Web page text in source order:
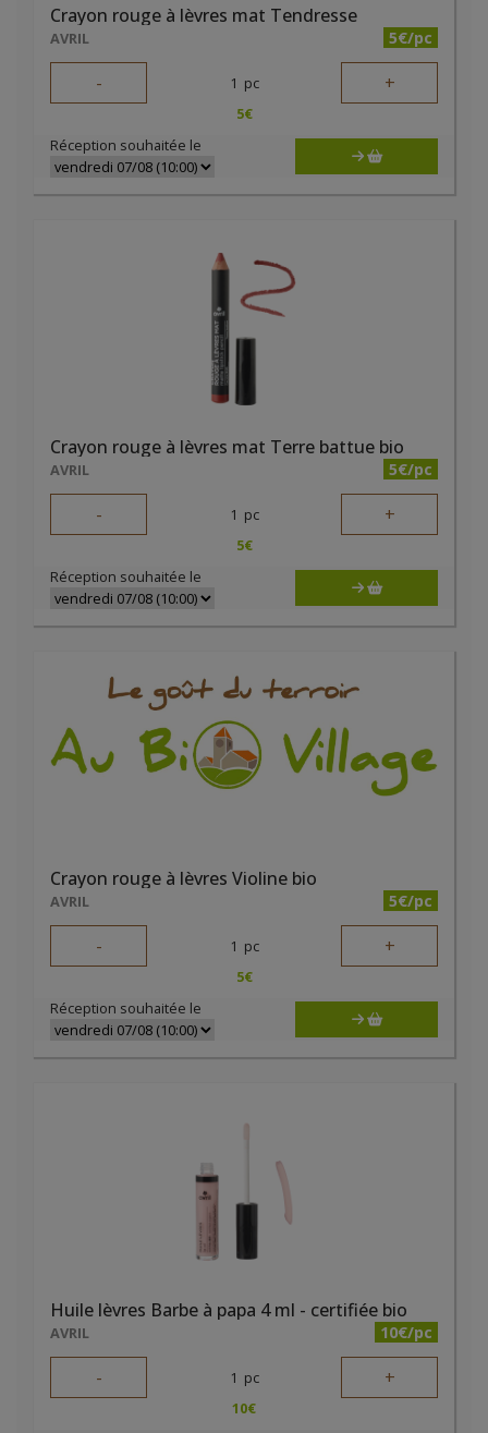
Crayon rouge à lèvres mat Tendresse
AVRIL 5€/pc
- 1 pc +
5€
Réception souhaitée le
Crayon rouge à lèvres mat Terre battue bio
AVRIL 5€/pc
- 1 pc +
5€
Réception souhaitée le
Crayon rouge à lèvres Violine bio
AVRIL 5€/pc
- 1 pc +
5€
Réception souhaitée le
Huile lèvres Barbe à papa 4 ml - certifiée bio
AVRIL 10€/pc
- 1 pc +
10€